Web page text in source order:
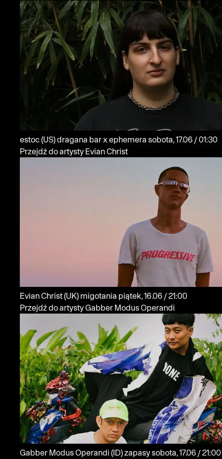
estoc (US)dragana bar x ephemera
sobota, 17.06 / 01:30
Przejdź do artysty Evian Christ
Evian Christ(UK) migotania
piątek, 16.06 / 21:00
Przejdź do artysty Gabber Modus Operandi
Gabber Modus Operandi (ID)zapasy
sobota, 17.06 / 21:00